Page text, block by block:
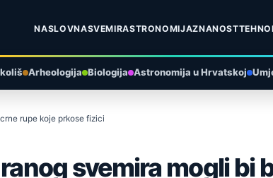
NASLOVNASVEMIRASTRONOMIJAZNANOST
Arheologija Biologija Astronomija u Hrvatskoj
rupe koje prkose fizici
svemira mogli bi